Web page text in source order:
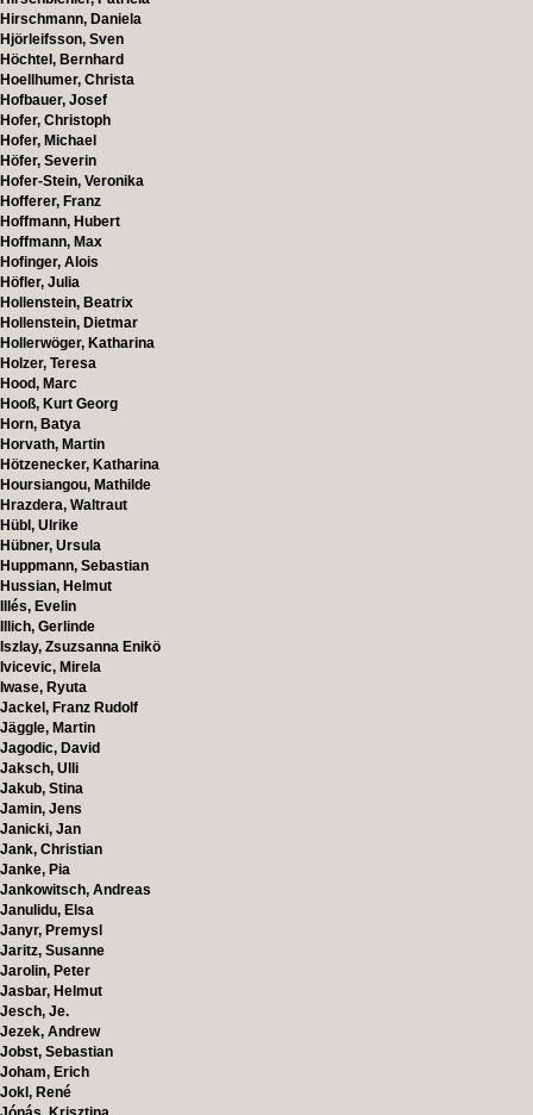
Hirschmann, Daniela
Hjörleifsson, Sven
Höchtel, Bernhard
Hoellhumer, Christa
Hofbauer, Josef
Hofer, Christoph
Hofer, Michael
Höfer, Severin
Hofer-Stein, Veronika
Hofferer, Franz
Hoffmann, Hubert
Hoffmann, Max
Hofinger, Alois
Höfler, Julia
Hollenstein, Beatrix
Hollenstein, Dietmar
Hollerwöger, Katharina
Holzer, Teresa
Hood, Marc
Hooß, Kurt Georg
Horn, Batya
Horvath, Martin
Hötzenecker, Katharina
Hoursiangou, Mathilde
Hrazdera, Waltraut
Hübl, Ulrike
Hübner, Ursula
Huppmann, Sebastian
Hussian, Helmut
Illés, Evelin
Illich, Gerlinde
Iszlay, Zsuzsanna Enikö
Ivicevic, Mirela
Iwase, Ryuta
Jackel, Franz Rudolf
Jäggle, Martin
Jagodic, David
Jaksch, Ulli
Jakub, Stina
Jamin, Jens
Janicki, Jan
Jank, Christian
Janke, Pia
Jankowitsch, Andreas
Janulidu, Elsa
Janyr, Premysl
Jaritz, Susanne
Jarolin, Peter
Jasbar, Helmut
Jesch, Je.
Jezek, Andrew
Jobst, Sebastian
Joham, Erich
Jokl, René